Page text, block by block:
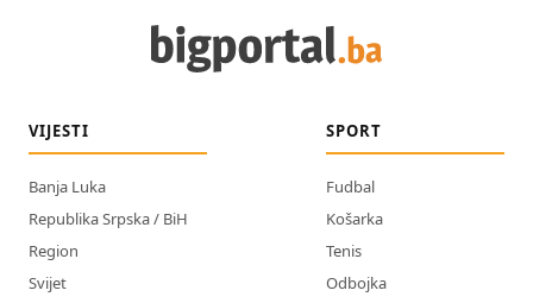
VIJESTI
Banja Luka
Republika Srpska / BiH
Region
Svijet
SPORT
Fudbal
Košarka
Tenis
Odbojka